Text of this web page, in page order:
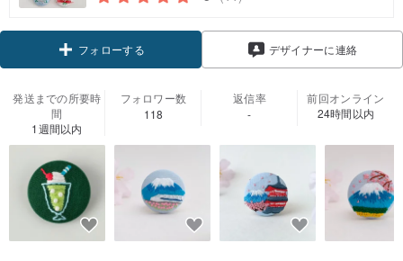
クーポン取得
フォローする デザイナーに連絡
発送までの所要時
間
1週間以内
フォロワー数
118
返信率
-
前回オンライン
24時間以内